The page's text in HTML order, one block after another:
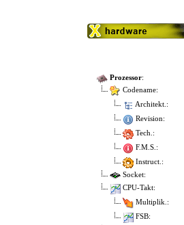
Prozessor:
Codename:
Architekt.:
Revision:
Tech.:
F.M.S.:
Instruct.:
Socket:
CPU-Takt:
Multiplik.:
FSB: